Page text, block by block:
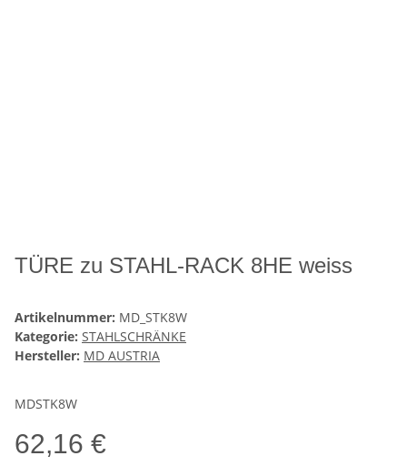
TÜRE zu STAHL-RACK 8HE weiss
Artikelnummer: MD_STK8W
Kategorie: STAHLSCHRÄNKE
Hersteller: MD AUSTRIA
MDSTK8W
62,16 €